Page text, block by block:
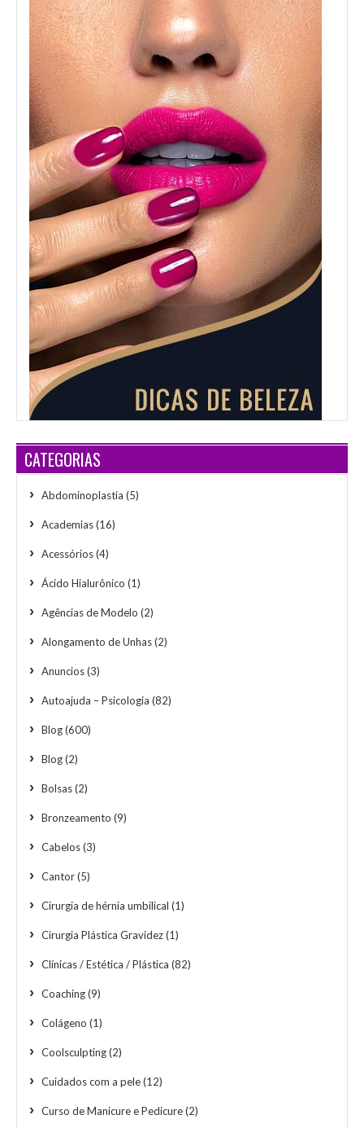
CATEGORIAS
Abdominoplastia (5)
Academias(16)
Acessórios(4)
Ácido Hialurônico (1)
Agências de Modelo (2)
Alongamento de Unhas(2)
Anuncios(3)
Autoajuda – Psicologia (82)
Blog(600)
Blog(2)
Bolsas(2)
Bronzeamento (9)
Cabelos(3)
Cantor(5)
Cirurgia de hérnia umbilical (1)
Cirurgia Plástica Gravidez(1)
Clínicas / Estética / Plástica (82)
Coaching(9)
Colágeno (1)
Coolsculpting(2)
Cuidados com a pele(12)
Curso de Manicure e Pedicure(2)